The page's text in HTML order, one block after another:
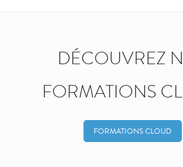
DÉCOUVREZ
FORMATIONS
FORMATIONS CLOUD